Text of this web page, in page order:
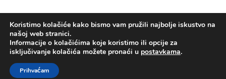
Koristimo kolačiće kako bismo vam pružili najbolje iskustvo na
našoj web stranici.
Informacije o kolačićima koje koristimo ili opcije za
isključivanje kolačića možete pronaći u postavkama.
Prihvaćam